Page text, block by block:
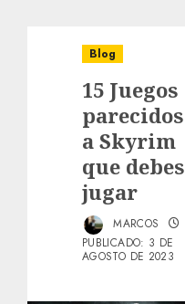
Blog
15 Juegos
parecidos
a Skyrim
que debes
jugar
MARCOS
PUBLICADO: 3 DE
AGOSTO DE 2023